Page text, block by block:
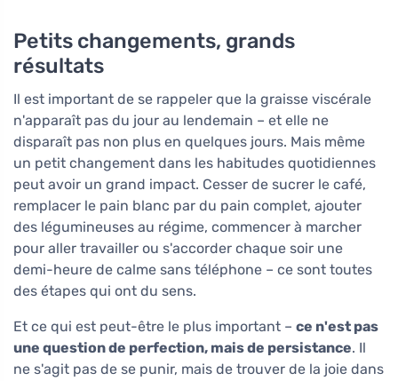
Petits changements, grands
résultats
Il est important de se rappeler que la graisse viscérale
n'apparaît pas du jour au lendemain – et elle ne
disparaît pas non plus en quelques jours. Mais même
un petit changement dans les habitudes quotidiennes
peut avoir un grand impact. Cesser de sucrer le café,
remplacer le pain blanc par du pain complet, ajouter
des légumineuses au régime, commencer à marcher
pour aller travailler ou s'accorder chaque soir une
demi-heure de calme sans téléphone – ce sont toutes
des étapes qui ont du sens.
Et ce qui est peut-être le plus important – ce n'est pas
une question de perfection, mais de persistance. Il
ne s'agit pas de se punir, mais de trouver de la joie dans